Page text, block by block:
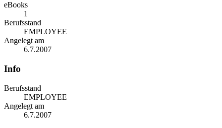
eBooks
1
Berufsstand
EMPLOYEE
Angelegt am
6.7.2007
Info
Berufsstand
EMPLOYEE
Angelegt am
6.7.2007